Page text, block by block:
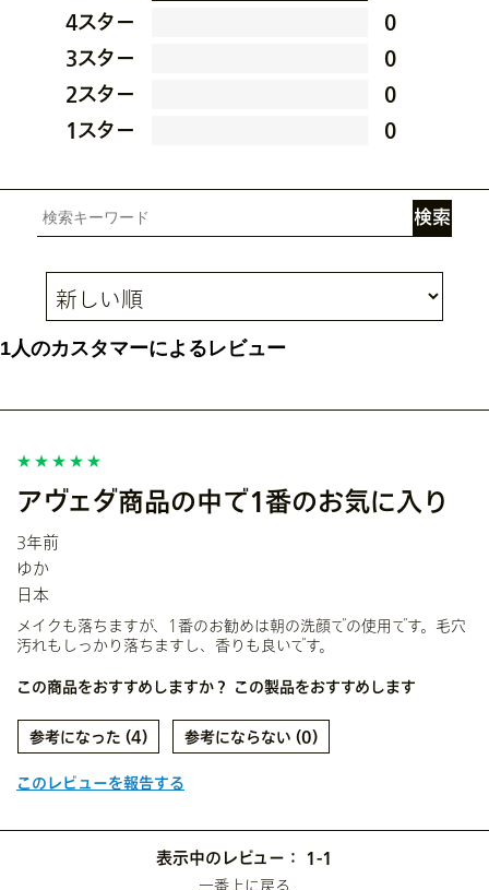
4スター
0
3スター
0
2スター
0
1スター
0
1人のカスタマーによるレビュー
アヴェダ商品の中で1番のお気に入り
3年前
ゆか
日本
メイクも落ちますが、1番のお勧めは朝の洗顔での使用です。毛穴
汚れもしっかり落ちますし、香りも良いです。
この商品をおすすめしますか？ この製品をおすすめします
4 0
このレビューを報告する
表示中のレビュー： 1-1
一番上に戻る